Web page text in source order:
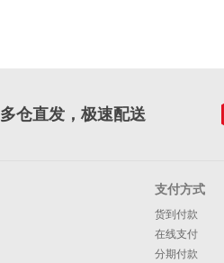
多仓直发，极速配送
支付方式
货到付款
在线支付
分期付款